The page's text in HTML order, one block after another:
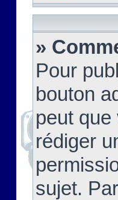
»
Pour
bouton
peut que
rédiger
sujet.